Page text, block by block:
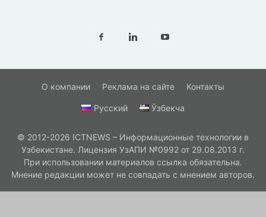
О компании Реклама на сайте Контакты
Русский Ўзбекча
© 2012-2026 ICTNEWS – Информационные технологии в
Узбекистане. Лицензия УзАПИ №0992 от 29.08.2013 г.
При использовании материалов ссылка обязательна.
Мнение редакции может не совпадать с мнением авторов.